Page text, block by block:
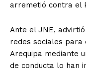
arremetió contra el
Ante el JNE,
redes sociales para
Arequipa mediante
de conducta lo han